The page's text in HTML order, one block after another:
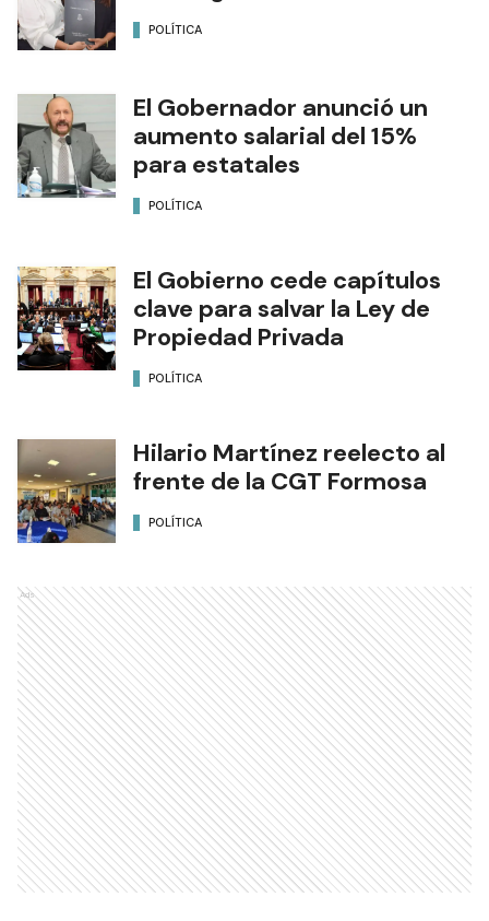
POLÍTICA
El Gobernador anunció un
aumento salarial del 15%
para estatales
POLÍTICA
El Gobierno cede capítulos
clave para salvar la Ley de
Propiedad Privada
POLÍTICA
Hilario Martínez reelecto al
frente de la CGT Formosa
POLÍTICA
Ads